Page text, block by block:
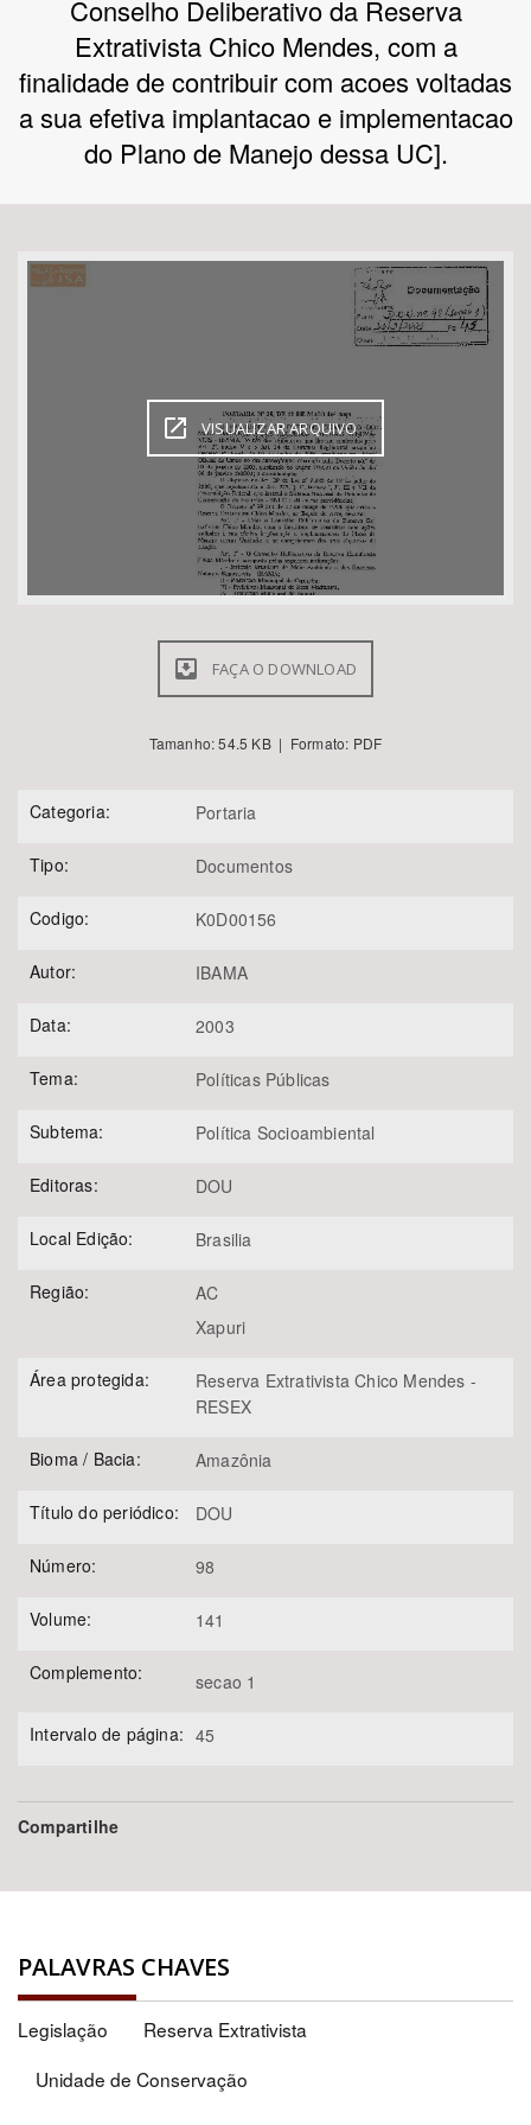
Bioma / Bacia
Tema
Conselho Deliberativo da Reserva
Extrativista Chico Mendes, com a
finalidade de contribuir com acoes voltadas
a sua efetiva implantacao e implementacao
do Plano de Manejo dessa UC].
VISUALIZAR ARQUIVO
FAÇA O DOWNLOAD
Tamanho: 54.5 KB | Formato: PDF
Categoria: Portaria
Tipo: Documentos
Codigo: K0D00156
Autor: IBAMA
Data: 2003
Tema: Políticas Públicas
Subtema: Política Socioambiental
Editoras: DOU
Local Edição: Brasilia
Região:
AC
Xapuri
Área protegida:
Reserva Extrativista Chico Mendes -
RESEX
Bioma / Bacia: Amazônia
Título do periódico: DOU
Número: 98
Volume: 141
Complemento: secao 1
Intervalo de página: 45
Compartilhe
PALAVRAS CHAVES
Legislação
Reserva Extrativista
Unidade de Conservação